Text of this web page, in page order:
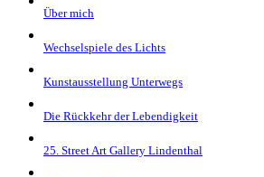
Über mich
Wechselspiele des Lichts
Kunstausstellung Unterwegs
Die Rückkehr der Lebendigkeit
25. Street Art Gallery Lindenthal